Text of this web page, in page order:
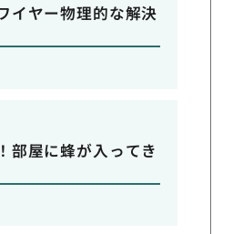
イヤー物理的な解決
部屋に蜂が入ってき